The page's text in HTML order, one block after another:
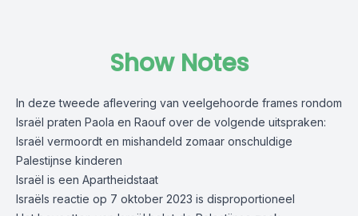
Show Notes
In deze tweede aflevering van veelgehoorde frames rondom
Israël praten Paola en Raouf over de volgende uitspraken:
Israël vermoordt en mishandeld zomaar onschuldige
Palestijnse kinderen
Israël is een Apartheidstaat
Israëls reactie op 7 oktober 2023 is disproportioneel